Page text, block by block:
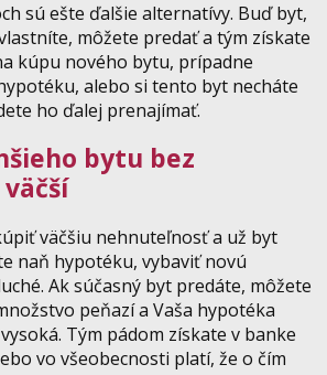
sú ešte ďalšie alternatívy. Buď byt,
môžete predať a tým získate
kúpu nového bytu, prípadne
alebo si tento byt necháte
ho ďalej prenajímať.
bytu bez
väčšiu nehnuteľnosť a už byt
naň hypotéku, vybaviť novú
Ak súčasný byt predáte, môžete
peňazí a Vaša hypotéka
Tým pádom získate v banke
vo všeobecnosti platí, že o čím